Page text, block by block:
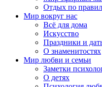
Отдых по
Мир вокруг нас
Всё для дома
Искусство
Праздники и
О знаменитостях
Мир любви и семьи
Заметки
О детях